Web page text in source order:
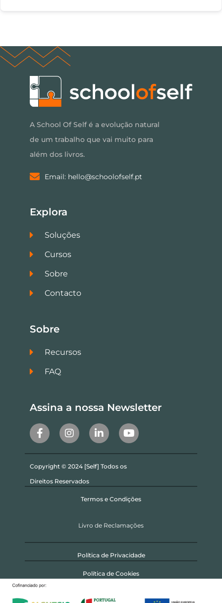
A School Of Self é a evolução natural
de um trabalho que vai muito para
além dos livros.
Email: hello@schoolofself.pt
Explora
Soluções
Cursos
Sobre
Contacto
Sobre
Recursos
FAQ
Assina a nossa Newsletter
Copyright © 2024 [Self] Todos os
Direitos Reservados
Termos e Condições
Livro de Reclamações
Política de Privacidade
Política de Cookies